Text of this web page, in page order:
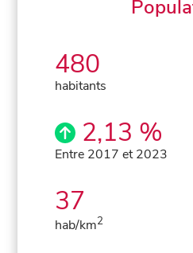
480
habitants
2,13 %
Entre 2017 et 2023
37
hab/km2